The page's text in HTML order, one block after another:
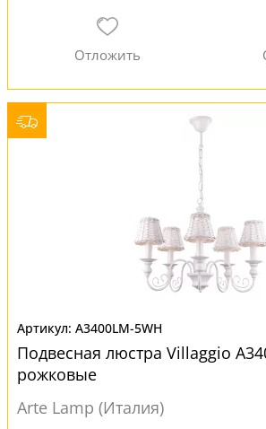
A3400LM-5WH
Подвесная люстра Villaggio
рожковые
Arte Lamp (Италия)